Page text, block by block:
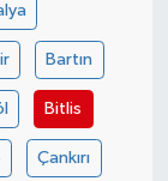
Bartın
Bitlis
Çankırı